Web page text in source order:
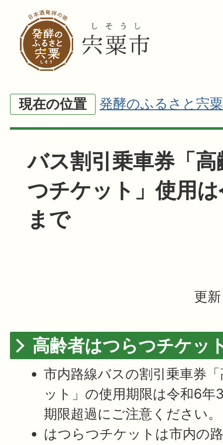
現在の位置 発酵のふるさと宍粟
バス割引乗車券「
つチケット」使用
まで
更
高齢者はつらつチケッ
市内路線バスの割引乗車券
ット」の使用期限は令和6年
期限超過にご注意ください。
はつらつチケットは市内の